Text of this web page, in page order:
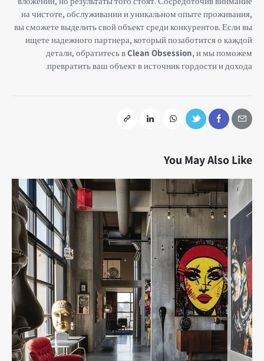
на чистоте, обслуживании и уникальном опыте проживания,
вы сможете выделить свой объект среди конкурентов. Если вы
ищете надежного партнера, который позаботится о каждой
детали, обратитесь вClean Obsession, и мы поможем
превратить ваш объект в источник гордости и дохода.
You May Also Like